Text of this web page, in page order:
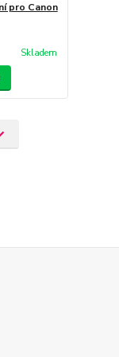
pro Canon
Skladem